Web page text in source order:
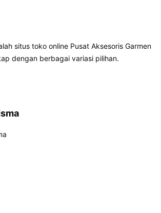
situs toko online Pusat Aksesoris Garmen
dengan berbagai variasi pilihan.